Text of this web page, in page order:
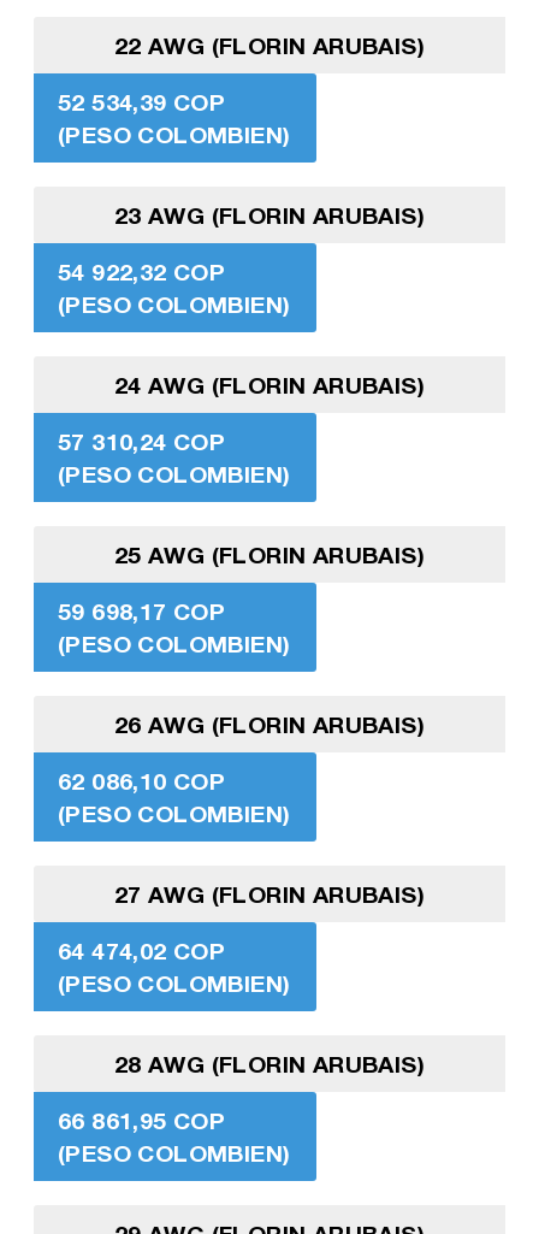
22 AWG (FLORIN ARUBAIS)
52 534,39 COP
(PESO COLOMBIEN)
23 AWG (FLORIN ARUBAIS)
54 922,32 COP
(PESO COLOMBIEN)
24 AWG (FLORIN ARUBAIS)
57 310,24 COP
(PESO COLOMBIEN)
25 AWG (FLORIN ARUBAIS)
59 698,17 COP
(PESO COLOMBIEN)
26 AWG (FLORIN ARUBAIS)
62 086,10 COP
(PESO COLOMBIEN)
27 AWG (FLORIN ARUBAIS)
64 474,02 COP
(PESO COLOMBIEN)
28 AWG (FLORIN ARUBAIS)
66 861,95 COP
(PESO COLOMBIEN)